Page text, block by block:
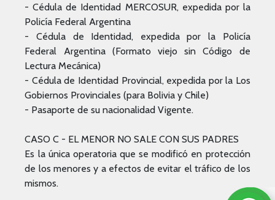
- Cédula de Identidad MERCOSUR, expedida por la
Policía Federal Argentina
- Cédula de Identidad, expedida por la Policía
Federal Argentina (Formato viejo sin Código de
Lectura Mecánica)
- Cédula de Identidad Provincial, expedida por la Los
Gobiernos Provinciales (para Bolivia y Chile)
- Pasaporte de su nacionalidad Vigente.
CASO C - EL MENOR NO SALE CON SUS PADRES
Es la única operatoria que se modificó en protección
de los menores y a efectos de evitar el tráfico de los
mismos.